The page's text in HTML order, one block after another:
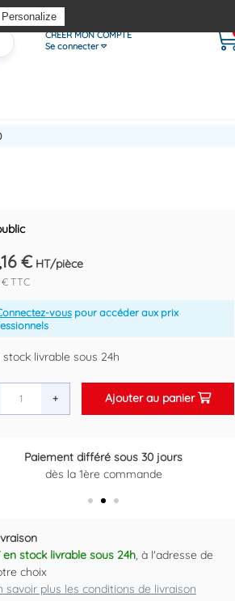
CRÉER MON COMPTE
Se connecter
€HT/pièce
€ TTC
vouspour accéder aux prix
stock livrable sous 24h
+ Ajouter au panier
Paiement différé sous 30 jours
dès la 1ère commande
en stock livrable sous 24h, à l'adresse de
choix
savoir plus les conditions de livraison
Personalize